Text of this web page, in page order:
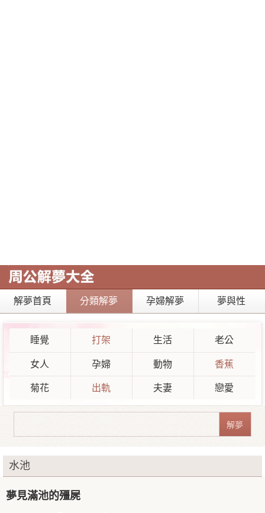
解夢首頁 分類解夢 孕婦解夢 夢與性
睡覺 打架 生活 老公
女人 孕婦 動物 香蕉
菊花 出軌 夫妻 戀愛
水池
夢見滿池的殭屍